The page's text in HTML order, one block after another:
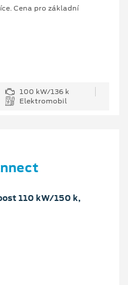
Cena pro základní
100 kW/136 k
Elektromobil
110 kW/150 k,